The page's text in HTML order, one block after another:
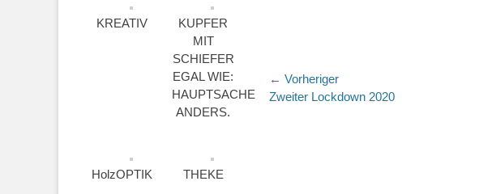
Beitragsnavigation
← Vorheriger
Vorheriger
Zweiter Lockdown 2020
KREATIV
KUPFER
MIT
SCHIEFER
EGAL WIE:
HAUPTSACHE
ANDERS.
HolzOPTIK THEKE